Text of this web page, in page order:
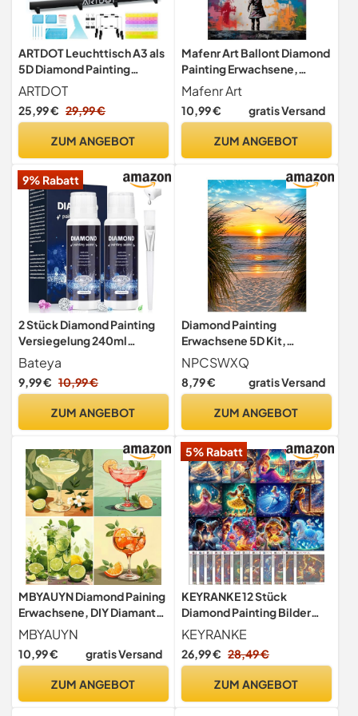
ARTDOT Leuchttisch A3 als
5D Diamond Painting
Zubehör, Einstellbare
Helligkeit Diamant Painting
Lichtplatten mit Ständer für
Erwachsene
ARTDOT
25,99 € 29,99 €
ZUM ANGEBOT
Mafenr Art Ballont Diamond
Painting Erwachsene,
Ballont Diamant Painting,
Diamant Painting Bilder für
Geschenke und Familie
Mafenr Art
10,99 € gratis Versand
ZUM ANGEBOT
9% Rabatt
2 Stück Diamond Painting
Versiegelung 240ml
Diamond Painting Kleber
Transparente Schnell
Trocknend inkl. Pinsel für
& Festen Halt Deiner
Painting Zubehör
Bateya
9,99 € 10,99 €
ZUM ANGEBOT
Diamond Painting
Erwachsene 5D Kit,
Diamant Painting Bilder
Sonnenuntergang
NPCSWXQ
8,79 € gratis Versand
ZUM ANGEBOT
MBYAUYN Diamond Paining
Erwachsene, DIY Diamant
Painting Bilder 4 Pack
cocktail, Diamond Paining
25 x 25 cm, Suitable as a
and Gift
MBYAUYN
10,99 € gratis Versand
ZUM ANGEBOT
5% Rabatt
KEYRANKE 12 Stück
Diamond Painting Bilder
Prinzessin Set, 5D Diamant
Painting Erwachsene,
Round Full Drill Diamond
Home Wand Dekor
KEYRANKE
26,99 € 28,49 €
ZUM ANGEBOT